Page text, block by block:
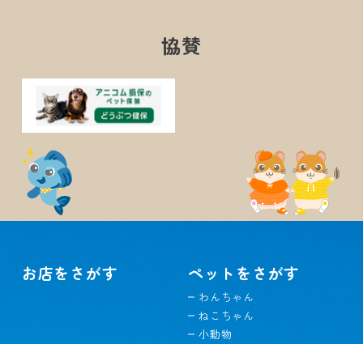
協賛
お店をさがす ペットをさがす
わんちゃん
ねこちゃん
小動物